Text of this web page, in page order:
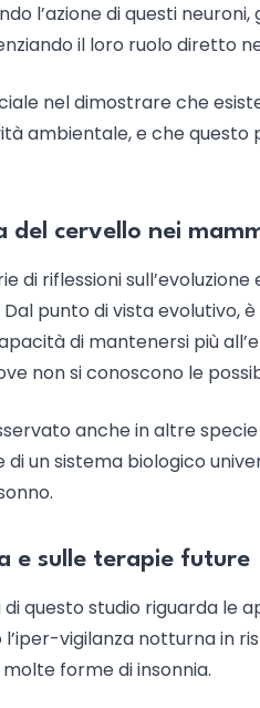
l’azione di questi
il loro ruolo diretto
nel dimostrare che
ambientale, e che
del cervello nei
di riflessioni
punto di vista evolutivo,
di mantenersi più
non si conoscono le
anche in altre
un sistema biologico
e sulle terapie future
questo studio riguarda le
vigilanza notturna in
forme di insonnia.